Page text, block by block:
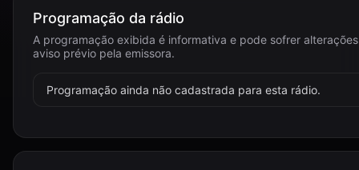
Programação da rádio
A programação exibida é informativa e pode sofrer
aviso prévio pela emissora.
Programação ainda não cadastrada para esta rádio.